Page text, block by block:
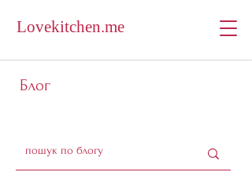
Lovekitchen.me
Блог